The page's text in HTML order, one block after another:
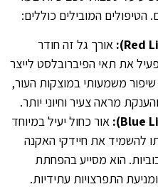
הטיפולים המובילים כוללים:
אורך גל זה חודר
את תאי הפיברובלסט לייצר
שיפור משמעותי במוצקות העור,
מראה צעיר וחיוני יותר.
אור כחול יעיל במיוחד
להשמיד את חיידקי האקנה
הוא מסייע בהפחתת
התפרצויות עתידיות.